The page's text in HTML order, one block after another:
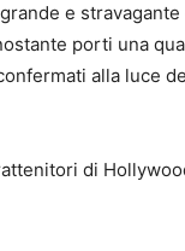
e
porti una
alla luce
di